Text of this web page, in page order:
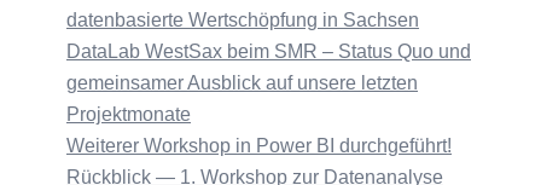
datenbasierte Wertschöpfung in Sachsen
DataLab WestSax beim SMR – Status Quo und
gemeinsamer Ausblick auf unsere letzten
Projektmonate
Weiterer Workshop in Power BI durchgeführt!
Rückblick — 1. Workshop zur Datenanalyse